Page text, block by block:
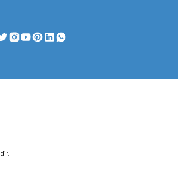
maliyet etkilidir ve geniş bir ölçüm
dostu ve fiyat açısından rekabetçi